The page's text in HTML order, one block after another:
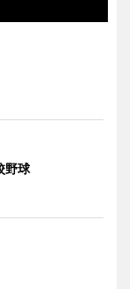
野球